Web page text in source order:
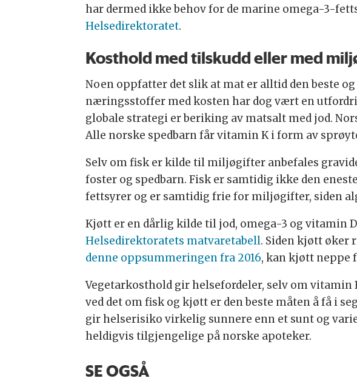
har dermed ikke behov for de marine omega-3-
Helsedirektoratet.
Kosthold med tilskudd eller med
Noen oppfatter det slik at mat er alltid den beste
næringsstoffer med kosten har dog vært en
globale strategi er beriking av matsalt med jod.
Alle norske spedbarn får vitamin K i form av
Selv om fisk er kilde til miljøgifter anbefales
foster og spedbarn. Fisk er samtidig ikke den
fettsyrer og er samtidig frie for miljøgifter, siden
Kjøtt er en dårlig kilde til jod, omega-3 og vitamin
Helsedirektoratets matvaretabell. Siden kjøtt øker
denne oppsummeringen fra 2016, kan kjøtt neppe
Vegetarkosthold gir helsefordeler, selv om
ved det om fisk og kjøtt er den beste måten å få i
gir helserisiko virkelig sunnere enn et sunt og
heldigvis tilgjengelige på norske apoteker.
SE OGSÅ